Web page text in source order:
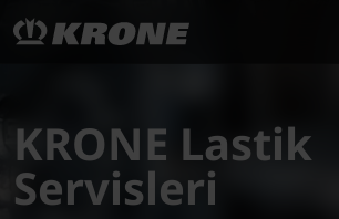
KRONE Lastik
Servisleri